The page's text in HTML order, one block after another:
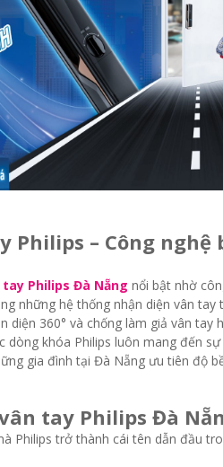
Philips – Công
Philips Đà Nẵng nổi bật nhờ
những hệ thống nhận diện vân
diện 360° và chống làm giả vân tay
dòng khóa Philips luôn mang đến
gia đình tại Đà Nẵng ưu tiên độ
tay Philips Đà
Philips trở thành cái tên dẫn đầu